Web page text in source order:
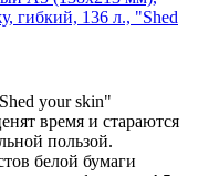
your skin"
время и стараются
пользой.
белой бумаги